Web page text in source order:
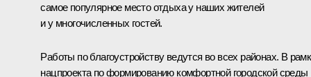
самое популярное место отдыха у наших жителей
и у многочисленных гостей.
Работы по благоустройству ведутся во всех районах. В
нацпроекта по формированию комфортной городской среды